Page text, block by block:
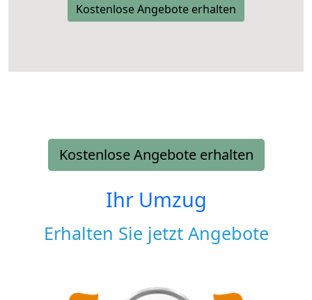
Kostenlose Angebote erhalten
Kostenlose Angebote erhalten
Ihr Umzug
Erhalten Sie jetzt Angebote